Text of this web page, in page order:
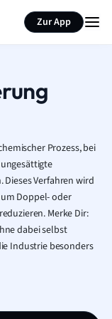
Zur App
Prozess, bei
Verfahren wird
Doppel- oder
Merke Dir:
dabei selbst
Industrie besonders
zusammenfassen